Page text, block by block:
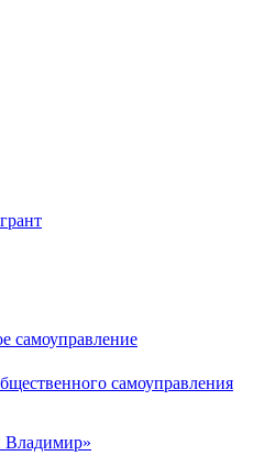
самоуправление
самоуправления
Владимир»